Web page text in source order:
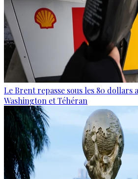
Le Brent repasse sous les 80 dollars
Washington et Téhéran